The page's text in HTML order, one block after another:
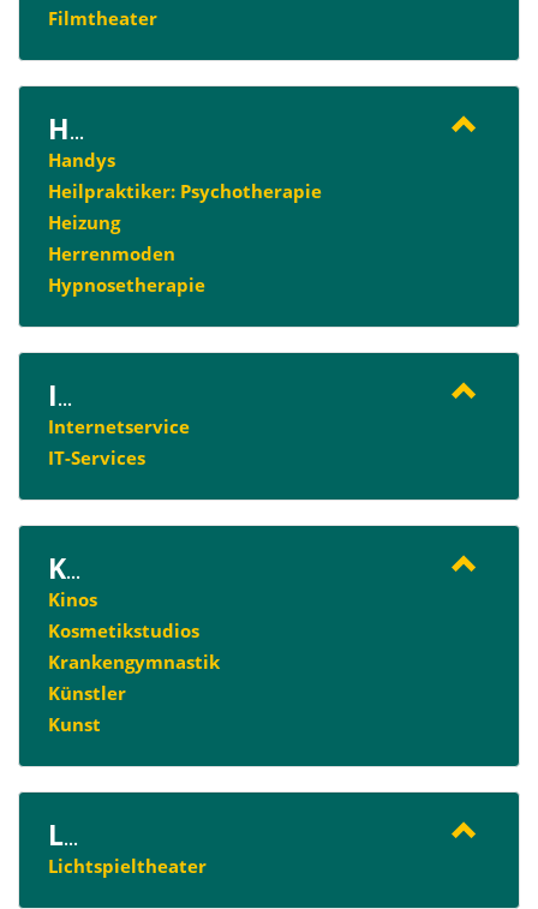
Filmtheater
H...
Handys
Heilpraktiker: Psychotherapie
Heizung
Herrenmoden
Hypnosetherapie
I...
Internetservice
IT-Services
K...
Kinos
Kosmetikstudios
Krankengymnastik
Künstler
Kunst
L...
Lichtspieltheater